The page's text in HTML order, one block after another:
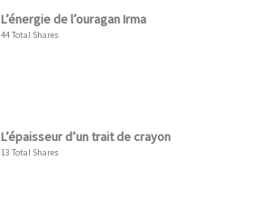
L’énergie de l’ouragan Irma
44 Total Shares
L’épaisseur d’un trait de crayon
13 Total Shares